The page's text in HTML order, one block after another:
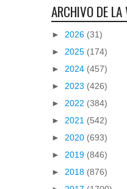
ARCHIVO DE LA
► 2026 (31)
► 2025 (174)
► 2024 (457)
► 2023 (426)
► 2022 (384)
► 2021 (542)
► 2020 (693)
► 2019 (846)
► 2018 (876)